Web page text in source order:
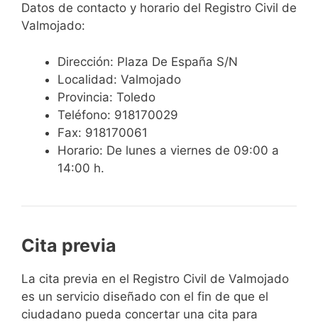
Datos de contacto y horario del Registro Civil de
Valmojado:
Dirección: Plaza De España S/N
Localidad: Valmojado
Provincia: Toledo
Teléfono: 918170029
Fax: 918170061
Horario: De lunes a viernes de 09:00 a
14:00 h.
Cita previa
​​​​​​​​​​​​​​​​​​​​​​​​​​​​La cita previa en el Registro Civil de Valmojado
es un servicio diseñado con el fin de que el
ciudadano pueda concertar una cita para